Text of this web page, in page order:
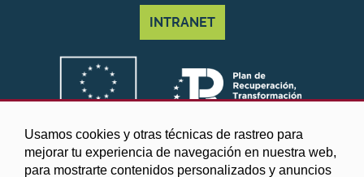
Usamos cookies y otras técnicas de rastreo para
mejorar tu experiencia de navegación en nuestra web,
para mostrarte contenidos personalizados y anuncios
INTRANET